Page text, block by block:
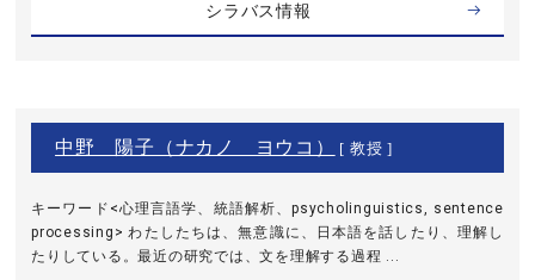
シラバス情報
中野 陽子（ナカノ ヨウコ） [ 教授 ]
キーワード<心理言語学、統語解析、psycholinguistics, sentence
processing> わたしたちは、無意識に、日本語を話したり、理解し
たりしている。最近の研究では、文を理解する過程 ...